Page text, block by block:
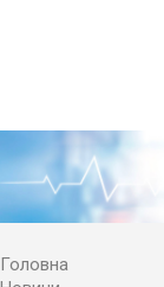
Головна